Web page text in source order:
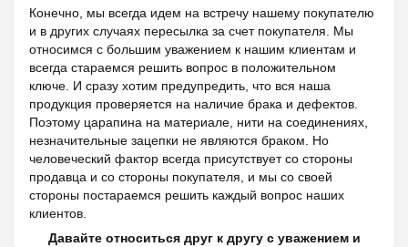
Конечно, мы всегда идем на встречу нашему покупателю
и в других случаях пересылка за счет покупателя. Мы
относимся с большим уважением к нашим клиентам и
всегда стараемся решить вопрос в положительном
ключе. И сразу хотим предупредить, что вся наша
продукция проверяется на наличие брака и дефектов.
Поэтому царапина на материале, нити на соединениях,
незначительные зацепки не являются браком. Но
человеческий фактор всегда присутствует со стороны
продавца и со стороны покупателя, и мы со своей
стороны постараемся решить каждый вопрос наших
клиентов.
Давайте относиться друг к другу с уважением и